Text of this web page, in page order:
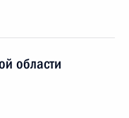
области